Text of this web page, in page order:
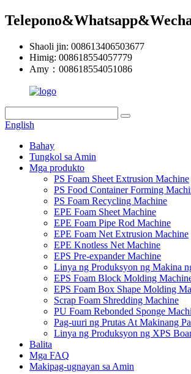
Shaoli jin: 008613406503677
Himig: 008618554057779
Amy：008618554051086
English
Bahay
Tungkol sa Amin
Mga produkto
PS Foam Sheet Extrusion Machine
PS Food Container Forming
PS Foam Recycling Machine
EPE Foam Sheet Machine
EPE Foam Pipe Rod Machine
EPE Foam Net Extrusion Machine
EPE Knotless Net Machine
EPS Pre-expander Machine
Linya ng Produksyon ng Makina
EPS Foam Block Molding
EPS Foam Box Shape Molding
Scrap Foam Shredding Machine
PU Foam Rebonded Sponge
Pag-uuri ng Prutas At Makinang
Linya ng Produksyon ng XPS
Balita
Mga FAQ
Makipag-ugnayan sa Amin